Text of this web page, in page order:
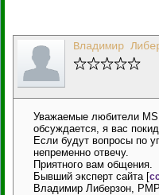
Владимир
Уважаемые любители MS
обсуждается, я вас
Если будут вопросы по
непременно отвечу.
Приятного вам общения.
Бывший эксперт сайта [
Владимир Либерзон, PMP